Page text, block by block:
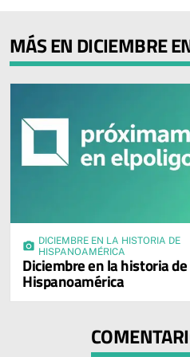
MÁS EN DICIEMBRE
photo_camera DICIEMBRE EN LA HISTORIA DE
HISPANOAMÉRICA
Diciembre en la historia de
Hispanoamérica